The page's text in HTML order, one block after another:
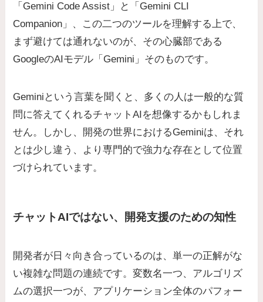
「Gemini Code Assist」と「Gemini CLI
Companion」、この二つのツールを理解する上で、
まず避けては通れないのが、その心臓部である
GoogleのAIモデル「Gemini」そのものです。
Geminiという言葉を聞くと、多くの人は一般的な質
問に答えてくれるチャットAIを想像するかもしれま
せん。しかし、開発の世界におけるGeminiは、それ
とは少し違う、より専門的で強力な存在として位置
づけられています。
チャットAIではない、開発支援のための知性
開発者が日々向き合っているのは、単一の正解がな
い複雑な問題の連続です。変数名一つ、アルゴリズ
ムの選択一つが、アプリケーション全体のパフォー